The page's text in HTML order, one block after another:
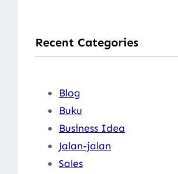
c
h
Recent Categories
Blog
Buku
Business Idea
Jalan-jalan
Sales